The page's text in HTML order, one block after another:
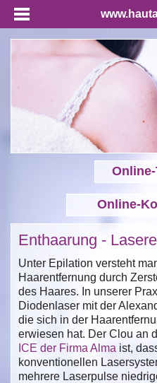
Online-
Enthaarung -
Unter Epilation versteht
Haarentfernung durch
des Haares. In unserer
Diodenlaser mit der
die sich in der
erwiesen hat. Der Clou an
ICE der Firma Alma ist,
konventionellen
mehrere Laserpulse